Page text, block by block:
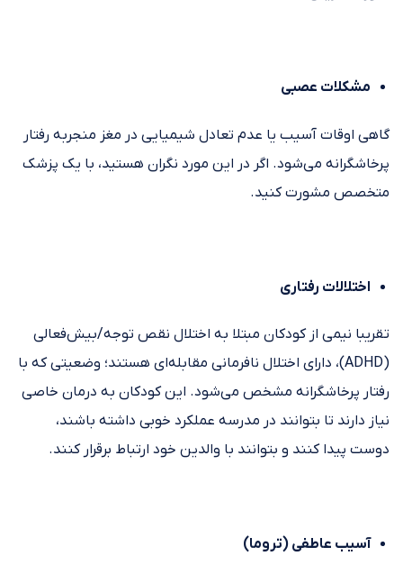
مشکلات عصبی
گاهی اوقات آسیب یا عدم تعادل شیمیایی در مغز منجربه رفتار
پرخاشگرانه می‌شود. اگر در این مورد نگران هستید، با یک پزشک
متخصص مشورت کنید.
اختلالات رفتاری
تقریبا نیمی از کودکان مبتلا به اختلال نقص توجه/بیش‌فعالی
(ADHD)، دارای اختلال نافرمانی مقابله‌ای هستند؛ وضعیتی که با
رفتار پرخاشگرانه مشخص می‌شود. این کودکان به درمان خاصی
نیاز دارند تا بتوانند در مدرسه عملکرد خوبی داشته باشند،
دوست پیدا کنند و بتوانند با والدین خود ارتباط برقرار کنند.
آسیب عاطفی (تروما)